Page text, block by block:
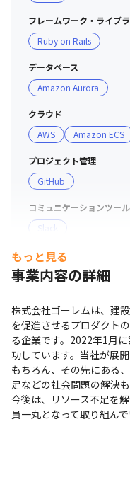
フレームワーク・ライブ
Ruby on Rails
データベース
Amazon Aurora
クラウド
AWS
Amazon ECS
プロジェクト管理
GitHub
コミュニケーションツール
Slack
もっと見る
事業内容の詳細
株式会社ゴーレムは、建
を促進させるプロダクト
る企業です。2022年1月
功しています。当社が展
もちろん、その先にある
足などの社会問題の解決
今後は、リソース不足を
員一丸となって取り組んで